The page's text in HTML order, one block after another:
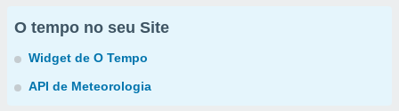
O tempo no seu Site
Widget de O Tempo
API de Meteorologia